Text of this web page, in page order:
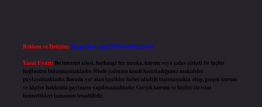
Reklam ve İletişim:Skype: live:.cid.575569c608265c69
Yasal Uyarı: Bu internet sitesi, herhangi bir marka, kurum veya şahıs şirketi ile hiçbir
bağlantısı bulunmamaktadır. Sitede yalnızca kendi hazırladığımız makaleler
paylaşılmaktadır. Burada yer alan içerikler haber niteliği taşımamakta olup, gerçek kurum
ve kişiler hakkında paylaşım yapılmamaktadır. Gerçek kurum ve kişiler ile isim
benzerlikleri tamamen tesadüfidir.